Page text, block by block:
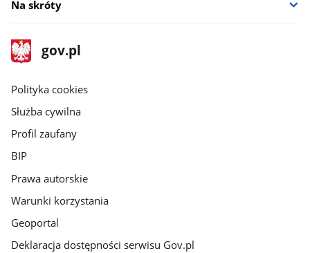
Na skróty
stopka
gov.pl
Strona
gov.pl
gov.pl
Polityka cookies
Służba cywilna
Profil zaufany
BIP
Prawa autorskie
Warunki korzystania
Geoportal
Deklaracja dostępności serwisu Gov.pl